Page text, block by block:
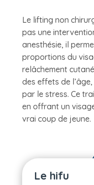
Le lifting non
pas une
anesthésie, il
proportions du
relâchement
des effets de
par le stress. Ce
en offrant un
vrai coup de jeune.
Le hifu